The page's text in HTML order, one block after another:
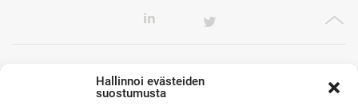
Hallinnoi evästeiden
suostumusta
Toimistomme Euroopassa